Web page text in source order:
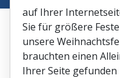
auf Ihrer
Sie für größere
unsere
brauchten einen
Ihrer Seite gefunden